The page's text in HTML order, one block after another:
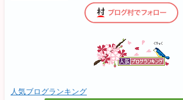
人気ブログランキング